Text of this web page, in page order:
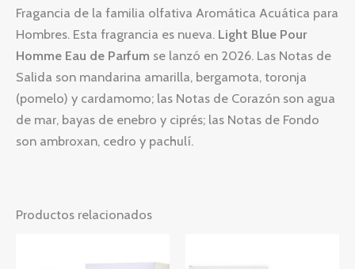
Fragancia de la familia olfativa Aromática Acuática para
Hombres. Esta fragrancia es nueva. Light Blue Pour
Homme Eau de Parfum se lanzó en 2026. Las Notas de
Salida son mandarina amarilla, bergamota, toronja
(pomelo) y cardamomo; las Notas de Corazón son agua
de mar, bayas de enebro y ciprés; las Notas de Fondo
son ambroxan, cedro y pachulí.
Productos relacionados